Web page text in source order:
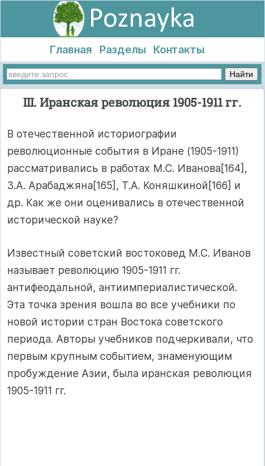
Главная Разделы Контакты
III. Иранская революция 1905-1911 гг.
В отечественной историографии
революционные события в Иране (1905-1911)
рассматривались в работах М.С. Иванова[164],
З.А. Арабаджяна[165], Т.А. Коняшкиной[166] и
др. Как же они оценивались в отечественной
исторической науке?
Известный советский востоковед М.С. Иванов
называет революцию 1905-1911 гг.
антифеодальной, антиимпериалистической.
Эта точка зрения вошла во все учебники по
новой истории стран Востока советского
периода. Авторы учебников подчеркивали, что
первым крупным событием, знаменующим
пробуждение Азии, была иранская революция
1905-1911 гг.